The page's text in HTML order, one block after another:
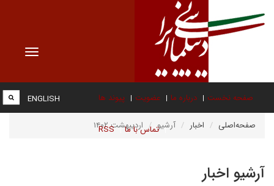
Toggle
صفحه نخست درباره ما عضویت پیوند ها
تماس با ما RSS
ENGLISH
صفحه‌اصلی اخبار آرشیو اردیبهشت ۱۴۰۲
آرشیو اخبار